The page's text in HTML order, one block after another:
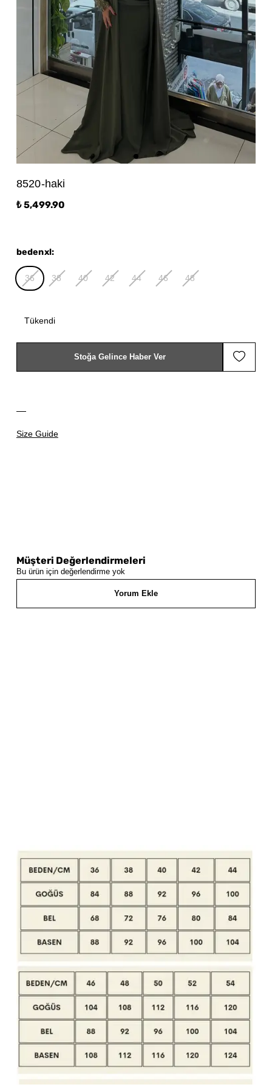
8520-haki
₺ 5,499.90
Size Guide
bedenxl:
36 38 40 42 44 46 48
Tükendi
Stoğa Gelince Haber Ver
Müşteri Değerlendirmeleri
Bu ürün için değerlendirme yok
Yorum Ekle